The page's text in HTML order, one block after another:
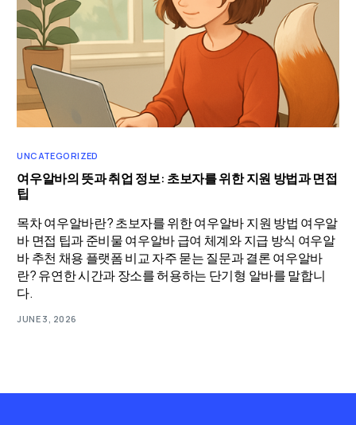
UNCATEGORIZED
여우알바의 뜻과 취업 정보: 초보자를 위한 지원 방법과 면접
팁
목차 여우알바란? 초보자를 위한 여우알바 지원 방법 여우알
바 면접 팁과 준비물 여우알바 급여 체계와 지급 방식 여우알
바 추천 채용 플랫폼 비교 자주 묻는 질문과 결론 여우알바
란? 유연한 시간과 장소를 허용하는 단기형 알바를 말합니
다.
JUNE 3, 2026